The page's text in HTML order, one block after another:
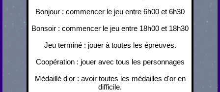
Bonjour : commencer le jeu entre 6h00 et 6h30
Bonsoir : commencer le jeu entre 18h00 et 18h30
Jeu terminé : jouer à toutes les épreuves.
Coopération : jouer avec tous les personnages
Médaillé d'or : avoir toutes les médailles d'or en
difficile.